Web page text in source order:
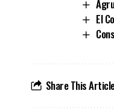
El
Share This